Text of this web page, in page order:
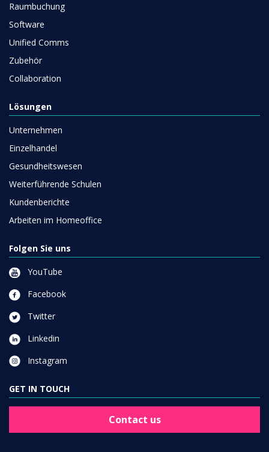
Raumbuchung
Software
Unified Comms
Zubehör
Collaboration
Lösungen
Unternehmen
Einzelhandel
Gesundheitswesen
Weiterführende Schulen
Kundenberichte
Arbeiten im Homeoffice
Folgen Sie uns
YouTube
Facebook
Twitter
Linkedin
Instagram
GET IN TOUCH
Contact us